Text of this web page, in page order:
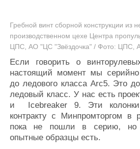
Гребной винт сборной конструкции из
производственном цехе Центра
ЦПС, АО "ЦС "Звёздочка" / Фото: ЦПС,
Если говорить о
настоящий момент мы
до ледового класса Аrc5. Это
ледовый класс. У нас есть
и Icebreaker 9. Эти колонки
контракту с Минпромторгом
пока не пошли в серию, но
опытные образцы есть.